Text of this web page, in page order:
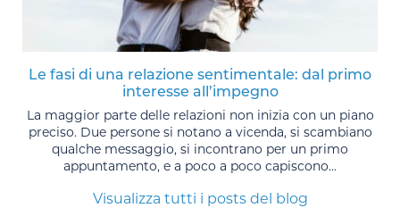
Le fasi di una relazione sentimentale: dal primo
interesse all’impegno
La maggior parte delle relazioni non inizia con un piano
preciso. Due persone si notano a vicenda, si scambiano
qualche messaggio, si incontrano per un primo
appuntamento, e a poco a poco capiscono...
Visualizza tutti i posts del blog